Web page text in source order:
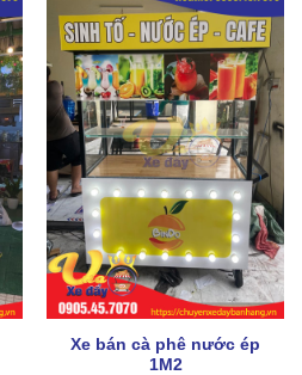
Xe bán cà phê nước ép
1M2